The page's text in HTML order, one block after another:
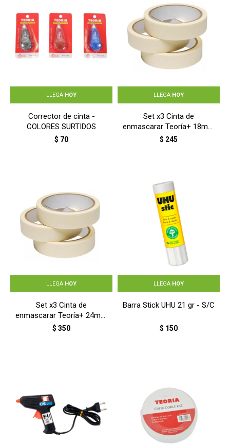
LLEGA HOY
Corrector de cinta -
COLORES SURTIDOS
$ 70
LLEGA HOY
Set x3 Cinta de
enmascarar Teoría+ 18mm
x 36m - BLANCO
$ 245
LLEGA HOY
Set x3 Cinta de
enmascarar Teoría+ 24mm
x 36m - BLANCO
$ 350
LLEGA HOY
Barra Stick UHU 21 gr - S/C
$ 150